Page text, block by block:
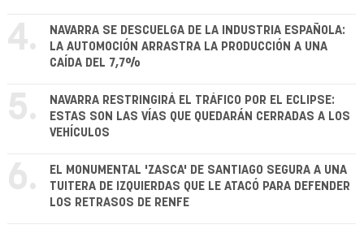
4.
NAVARRA SE DESCUELGA DE LA INDUSTRIA ESPAÑOLA:
LA AUTOMOCIÓN ARRASTRA LA PRODUCCIÓN A UNA
CAÍDA DEL 7,7%
5.
NAVARRA RESTRINGIRÁ EL TRÁFICO POR EL ECLIPSE:
ESTAS SON LAS VÍAS QUE QUEDARÁN CERRADAS A LOS
VEHÍCULOS
6.
EL MONUMENTAL 'ZASCA' DE SANTIAGO SEGURA A UNA
TUITERA DE IZQUIERDAS QUE LE ATACÓ PARA DEFENDER
LOS RETRASOS DE RENFE